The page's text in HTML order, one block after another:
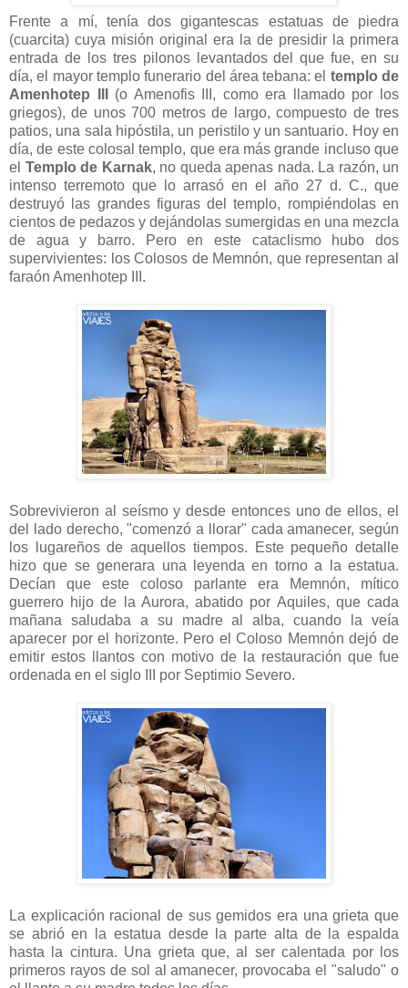
Frente a mí, tenía dos gigantescas estatuas de piedra
(cuarcita) cuya misión original era la de presidir la primera
entrada de los tres pilonos levantados del que fue, en su
día, el mayor templo funerario del área tebana: el templo de
Amenhotep III
(o Amenofis III, como era llamado por los
griegos), de unos 700 metros de largo, compuesto de tres
patios, una sala hipóstila, un peristilo y un santuario. Hoy en
día, de este colosal templo, que era más grande incluso que
el Templo de Karnak, no queda apenas nada. La razón, un
intenso terremoto que lo arrasó en el año 27 d. C., que
destruyó las grandes figuras del templo, rompiéndolas en
cientos de pedazos y dejándolas sumergidas en una mezcla
de agua y barro. Pero en este cataclismo hubo dos
supervivientes: los Colosos de Memnón, que representan al
faraón Amenhotep III.
Sobrevivieron al seísmo y desde entonces uno de ellos, el
del lado derecho, "comenzó a llorar" cada amanecer, según
los lugareños de aquellos tiempos. Este pequeño detalle
hizo que se generara una leyenda en torno a la estatua.
Decían que este coloso parlante era Memnón, mítico
guerrero hijo de la Aurora, abatido por Aquiles, que cada
mañana saludaba a su madre al alba, cuando la veía
aparecer por el horizonte. Pero el Coloso Memnón dejó de
emitir estos llantos con motivo de la restauración que fue
ordenada en el siglo III por Septimio Severo.
La explicación racional de sus gemidos era una grieta que
se abrió en la estatua desde la parte alta de la espalda
hasta la cintura. Una grieta que, al ser calentada por los
primeros rayos de sol al amanecer, provocaba el "saludo" o